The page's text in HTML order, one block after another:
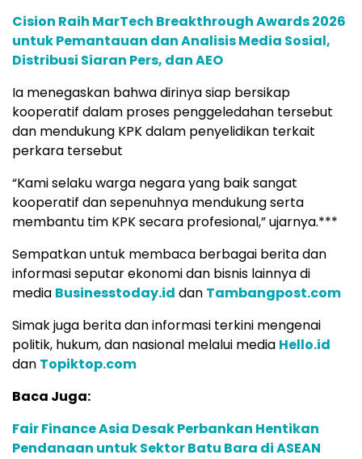
Cision Raih MarTech Breakthrough Awards 2026
untuk Pemantauan dan Analisis Media Sosial,
Distribusi Siaran Pers, dan AEO
Ia menegaskan bahwa dirinya siap bersikap
kooperatif dalam proses penggeledahan tersebut
dan mendukung KPK dalam penyelidikan terkait
perkara tersebut
“Kami selaku warga negara yang baik sangat
kooperatif dan sepenuhnya mendukung serta
membantu tim KPK secara profesional,” ujarnya.***
Sempatkan untuk membaca berbagai berita dan
informasi seputar ekonomi dan bisnis lainnya di
media Businesstoday.id dan Tambangpost.com
Simak juga berita dan informasi terkini mengenai
politik, hukum, dan nasional melalui media Hello.id
dan Topiktop.com
Baca Juga:
Fair Finance Asia Desak Perbankan Hentikan
Pendanaan untuk Sektor Batu Bara di ASEAN